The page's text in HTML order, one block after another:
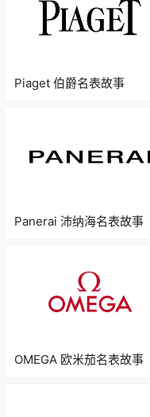
Piaget 伯爵名表故事
Panerai 沛纳海名表故事
OMEGA 欧米茄名表故事